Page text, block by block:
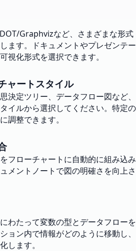
Graphvizなど、さまざまな形式
ます。ドキュメントやプレゼンテー
視化形式を選択できます。
ャートスタイル
決定ツリー、データフロー図など、
イルから選択してください。特定の
調整できます。
フローチャートに自動的に組み込み
メントノートで図の明確さを向上さ
わたって変数の型とデータフローを
ョン内で情報がどのように移動し、
します。